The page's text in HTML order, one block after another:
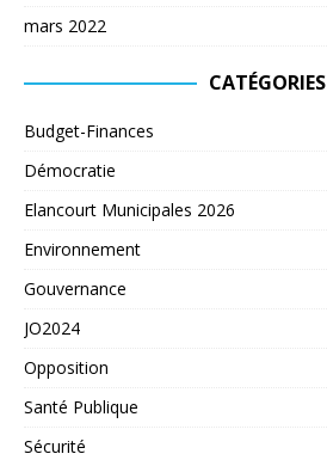
mars 2022
CATÉGORIES
Budget-Finances
Démocratie
Elancourt Municipales 2026
Environnement
Gouvernance
JO2024
Opposition
Santé Publique
Sécurité